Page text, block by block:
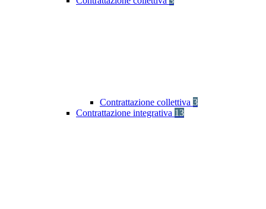
Contrattazione collettiva 3
Contrattazione integrativa 13